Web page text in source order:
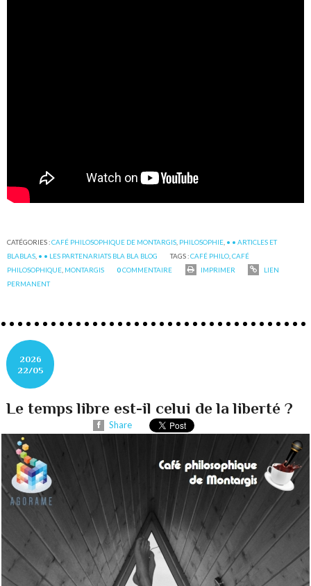
CATÉGORIES :CAFÉ PHILOSOPHIQUE DE MONTARGIS, PHILOSOPHIE, • • ARTICLES ET
BLABLAS, • • LES PARTENARIATS BLA BLA BLOG TAGS :CAFÉ PHILO,CAFÉ
PHILOSOPHIQUE, MONTARGIS 0COMMENTAIRE IMPRIMER
LIEN
PERMANENT
2026
22/05
Le temps libre est-il celui de la liberté ?
Share